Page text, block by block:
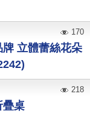
牌 立體蕾絲花朵
170
疊桌
218